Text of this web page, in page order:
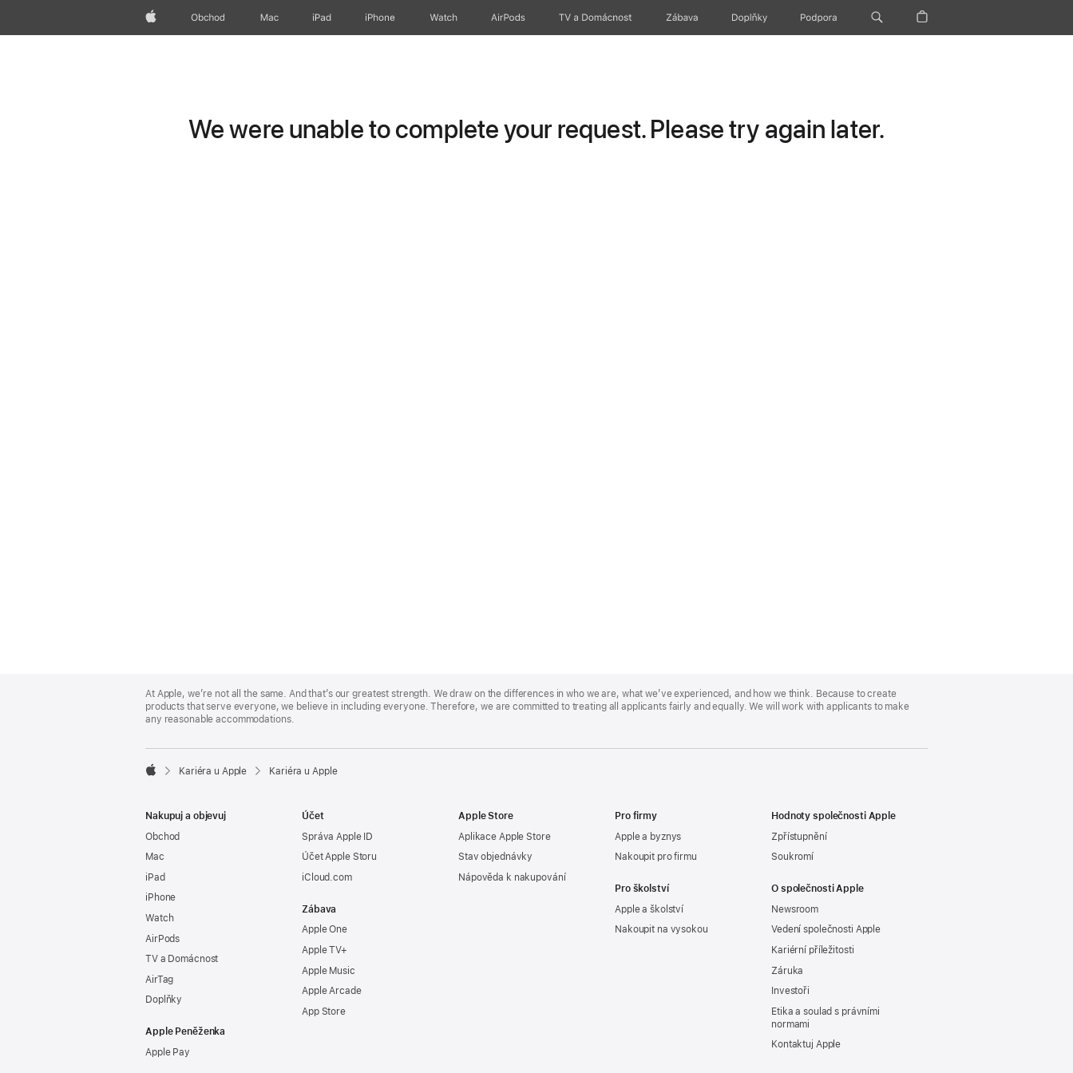
AppleObchod Mac iPad iPhone Watch AirPods TV a Domácnost Zábava Doplňky Podpora
We were unable to complete your request. Please try again later.
Footer
At Apple, we’re not all the same. And that’s our greatest strength. We draw on the differences in who we are, what we’ve experienced, and how we think. Because to create
products that serve everyone, we believe in including everyone. Therefore, we are committed to treating all applicants fairly and equally. We will work with applicants to make
any reasonable accommodations.

Kariéra u Apple Kariéra u Apple
Nakupuj a objevuj
Obchod
Mac
iPad
iPhone
Watch
AirPods
TV a Domácnost
AirTag
Doplňky
Apple Peněženka
Apple Pay
Účet
Správa Apple ID
Účet Apple Storu
iCloud.com
Zábava
Apple One
Apple TV+
Apple Music
Apple Arcade
App Store
Apple Store
Aplikace Apple Store
Stav objednávky
Nápověda k nakupování
Pro firmy
Apple a byznys
Nakoupit pro firmu
Pro školství
Apple a školství
Nakoupit na vysokou
Hodnoty společnosti Apple
Zpřístupnění
Soukromí
O společnosti Apple
Newsroom
Vedení společnosti Apple
Kariérní příležitosti
Záruka
Investoři
Etika a soulad s právními
normami
Kontaktuj Apple